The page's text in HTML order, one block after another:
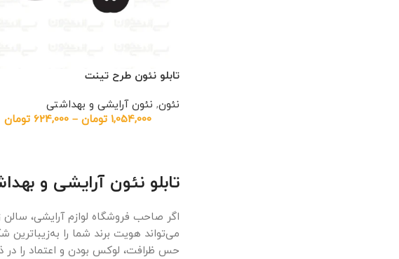
تابلو نئون طرح تینت
نئون, نئون آرایشی و بهداشتی
1,054,000 تومان –
624,000 تومان
تابلو نئون آرایشی و
اگر صاحب فروشگاه لوازم آرایشی،
می‌تواند هویت برند شما را
حس ظرافت، لوکس بودن و اعتماد را در